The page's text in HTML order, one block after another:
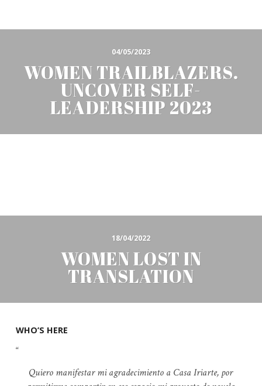
04/05/2023
WOMEN TRAILBLAZERS.
UNCOVER SELF-
LEADERSHIP 2023
18/04/2022
WOMEN LOST IN
TRANSLATION
WHO’S HERE
Quiero manifestar mi agradecimiento a Casa Iriarte, por